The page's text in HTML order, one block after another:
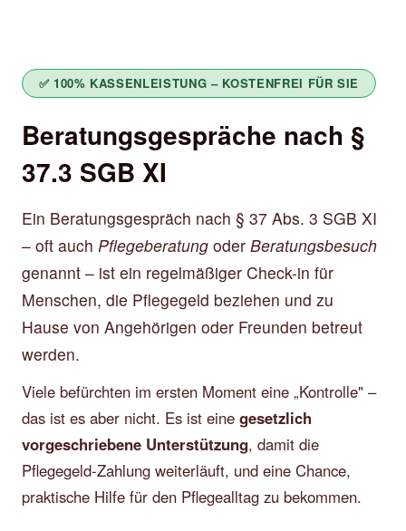
✅ 100% KASSENLEISTUNG – KOSTENFREI FÜR SIE
Beratungsgespräche nach §
37.3 SGB XI
Ein Beratungsgespräch nach § 37 Abs. 3 SGB XI
– oft auch Pflegeberatung oder Beratungsbesuch
genannt – ist ein regelmäßiger Check-in für
Menschen, die Pflegegeld beziehen und zu
Hause von Angehörigen oder Freunden betreut
werden.
Viele befürchten im ersten Moment eine „Kontrolle" –
das ist es aber nicht. Es ist eine gesetzlich
vorgeschriebene Unterstützung, damit die
Pflegegeld-Zahlung weiterläuft, und eine Chance,
praktische Hilfe für den Pflegealltag zu bekommen.